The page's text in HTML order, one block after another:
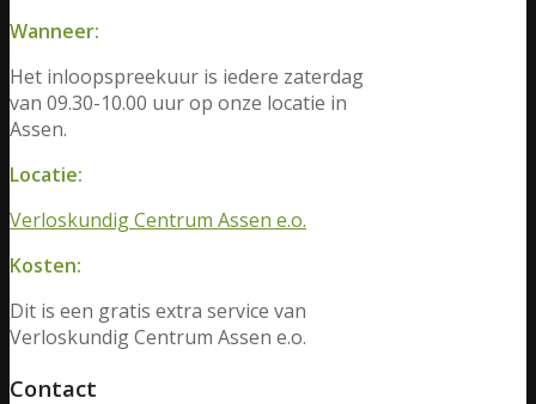
Wanneer:
Het inloopspreekuur is iedere zaterdag
van 09.30-10.00 uur op onze locatie in
Assen.
Locatie:
Verloskundig Centrum Assen e.o.
Kosten:
Dit is een gratis extra service van
Verloskundig Centrum Assen e.o.
Contact